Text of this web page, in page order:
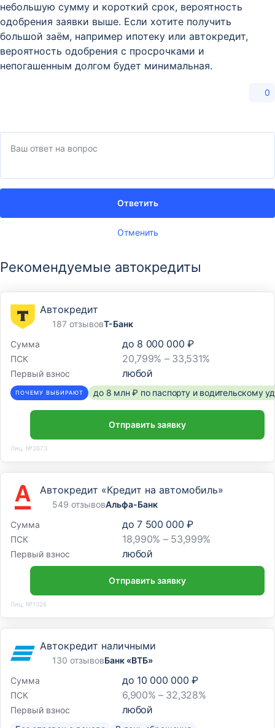
небольшую сумму и короткий срок, вероятность
одобрения заявки выше. Если хотите получить
большой заём, например ипотеку или автокредит,
вероятность одобрения с просрочками и
непогашенным долгом будет минимальная.
0
Отменить
Ответить
Рекомендуемые автокредиты
Автокредит
187 отзывовТ-Банк
Сумма
до 8 000 000 ₽
ПСК 20,799% – 33,531%
Первый взнос любой
ПОЧЕМУ ВЫБИРАЮТ до 8 млн ₽ по паспорту и водительскому
Отправить заявку
Лиц. №2673
Автокредит «Кредит на автомобиль»
549 отзывовАльфа-Банк
Сумма
до 7 500 000 ₽
ПСК 18,990% – 53,999%
Первый взнос любой
Отправить заявку
Лиц. №1326
Автокредит наличными
130 отзывовБанк «ВТБ»
Сумма
до 10 000 000 ₽
ПСК 6,900% – 32,328%
Первый взнос любой